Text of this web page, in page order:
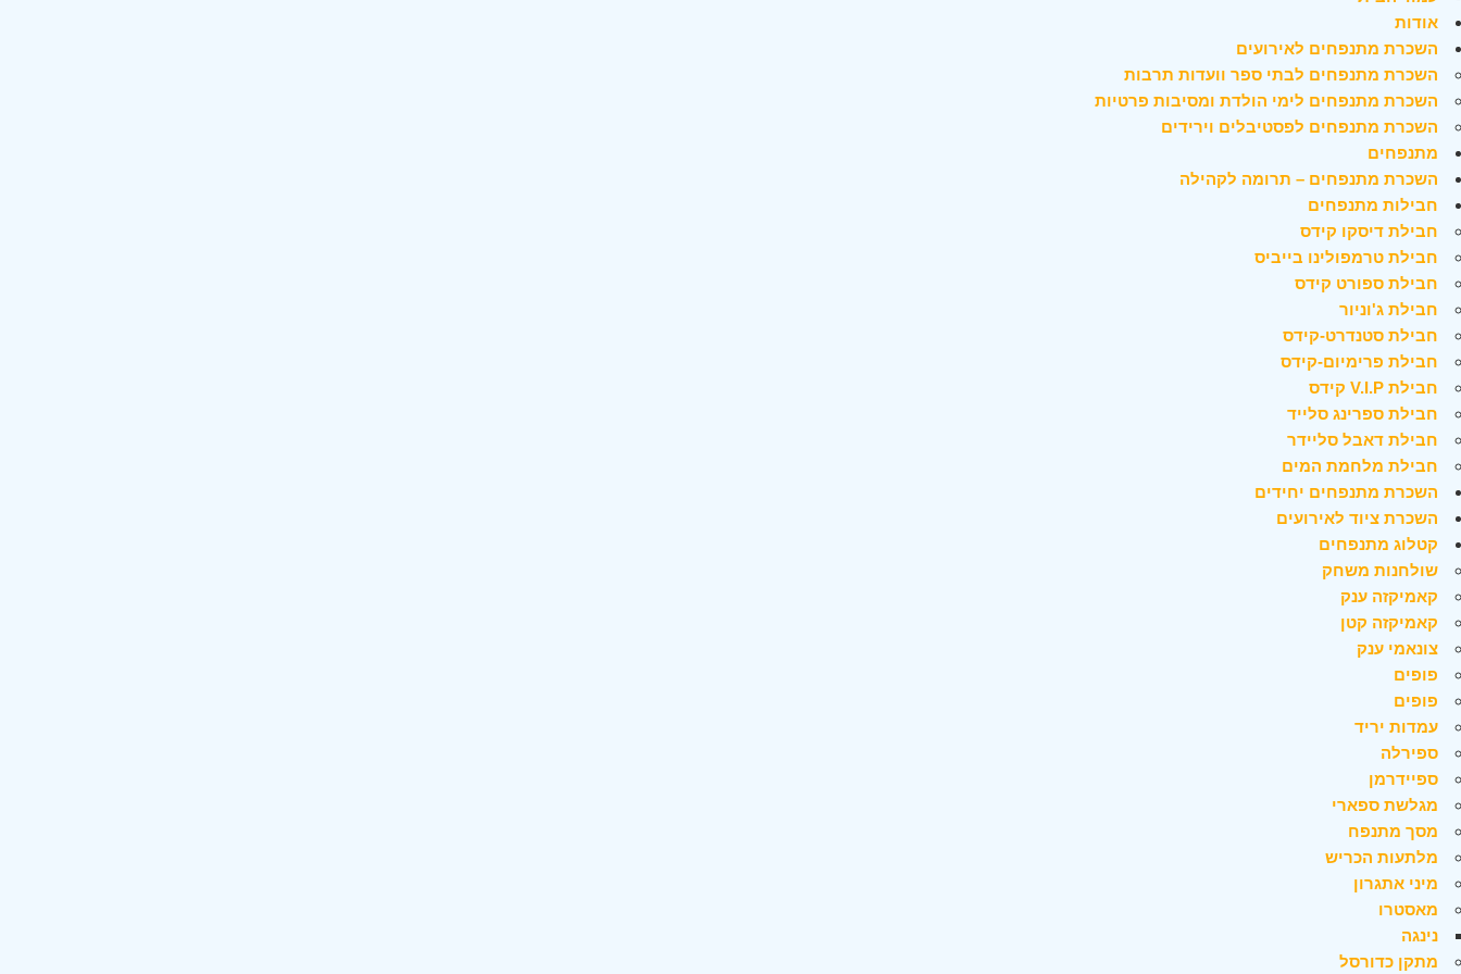
אודות
השכרת מתנפחים לאירועים
השכרת מתנפחים לבתי ספר וועדות תרבות
השכרת מתנפחים לימי הולדת ומסיבות פרטיות
השכרת מתנפחים לפסטיבלים וירידים
מתנפחים
השכרת מתנפחים – תרומה לקהילה
חבילות מתנפחים
חבילת דיסקו קידס
חבילת טרמפולינו בייביס
חבילת ספורט קידס
חבילת ג'וניור
חבילת סטנדרט-קידס
חבילת פרימיום-קידס
חבילת V.I.P קידס
חבילת ספרינג סלייד
חבילת דאבל סליידר
חבילת מלחמת המים
השכרת מתנפחים יחידים
השכרת ציוד לאירועים
קטלוג מתנפחים
שולחנות משחק
קאמיקזה ענק
קאמיקזה קטן
צונאמי ענק
פופים
פופים
עמדות יריד
ספירלה
ספיידרמן
מגלשת ספארי
מסך מתנפח
מלתעות הכריש
מיני אתגרון
מאסטרו
נינגה
מתקן כדורסל